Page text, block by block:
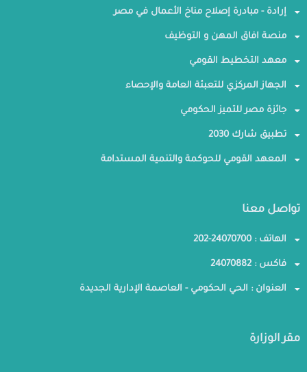
إرادة - مبادرة إصلاح مناخ الأعمال في مصر
منصة افاق المهن و التوظيف
معهد التخطيط القومي
الجهاز المركزي للتعبئة العامة والإحصاء
جائزة مصر للتميز الحكومي
تطبيق شارك 2030
المعهد القومي للحوكمة والتنمية المستدامة
تواصل معنا
الهاتف : 24070700-202
فاكس : 24070882
العنوان : الحي الحكومي - العاصمة الإدارية الجديدة
مقر الوزارة